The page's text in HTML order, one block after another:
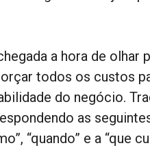
a hora de olhar
todos os custos
do negócio.
as
“quando” e a “que